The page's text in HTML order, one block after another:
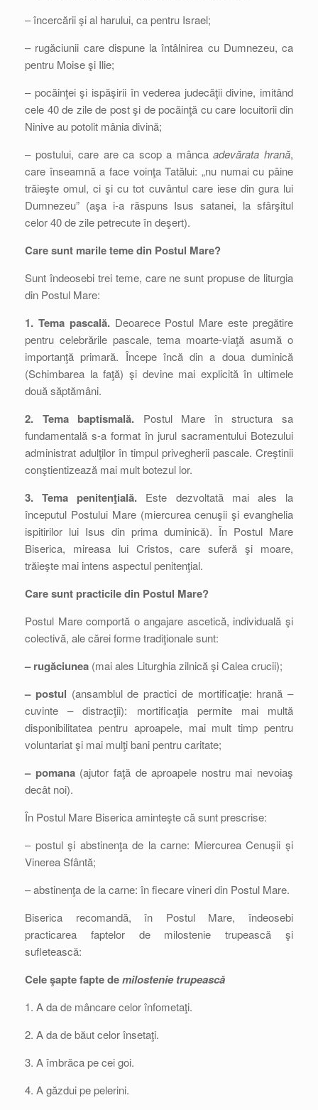
– încercării şi al harului, ca pentru Israel;
– rugăciunii care dispune la întâlnirea cu Dumnezeu, ca
pentru Moise şi Ilie;
– pocăinţei şi ispăşirii în vederea judecăţii divine, imitând
cele 40 de zile de post şi de pocăinţă cu care locuitorii din
Ninive au potolit mânia divină;
– postului, care are ca scop a mâncaadevărata hrană,
care înseamnă a face voinţa Tatălui: „nu numai cu pâine
trăieşte omul, ci şi cu tot cuvântul care iese din gura lui
Dumnezeu” (aşa i-a răspuns Isus satanei, la sfârşitul
celor 40 de zile petrecute în deşert).
Care sunt marile teme din Postul Mare?
Sunt îndeosebi trei teme, care ne sunt propuse de liturgia
din Postul Mare:
1. Tema pascală.Deoarece Postul Mare este pregătire
pentru celebrările pascale, tema moarte-viaţă asumă o
importanţă primară. Începe încă din a doua duminică
(Schimbarea la faţă) şi devine mai explicită în ultimele
două săptămâni.
2. Tema baptismală. Postul Mare în structura sa
fundamentală s-a format în jurul sacramentului Botezului
administrat adulţilor în timpul privegherii pascale. Creştinii
conştientizează mai mult botezul lor.
3. Tema penitenţială. Este dezvoltată mai ales la
începutul Postului Mare (miercurea cenuşii şi evanghelia
ispitirilor lui Isus din prima duminică). În Postul Mare
Biserica, mireasa lui Cristos, care suferă şi moare,
trăieşte mai intens aspectul penitenţial.
Care sunt practicile din Postul Mare?
Postul Mare comportă o angajare ascetică, individuală şi
colectivă, ale cărei forme tradiţionale sunt:
– rugăciunea (mai ales Liturghia zilnică şi Calea crucii);
– postul (ansamblul de practici de mortificaţie: hrană –
cuvinte – distracţii): mortificaţia permite mai multă
disponibilitatea pentru aproapele, mai mult timp pentru
voluntariat şi mai mulţi bani pentru caritate;
– pomana(ajutor faţă de aproapele nostru mai nevoiaş
decât noi).
În Postul Mare Biserica aminteşte că sunt prescrise:
– postul şi abstinenţa de la carne: Miercurea Cenuşii şi
Vinerea Sfântă;
– abstinenţa de la carne: în fiecare vineri din Postul Mare.
Biserica recomandă, în Postul Mare, îndeosebi
practicarea faptelor de milostenie trupească şi
sufletească:
Cele şapte fapte demilostenie trupească
1. A da de mâncare celor înfometaţi.
2. A da de băut celor însetaţi.
3. A îmbrăca pe cei goi.
4. A găzdui pe pelerini.